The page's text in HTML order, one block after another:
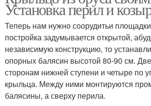
Установка перил и
Теперь нам нужно соорудитьи
постройка задумывается открытой,
независимую конструкцию, то
опорных балясин высотой 80-90 см.
сторонам нижней ступени и четыре по
крыльца. Между ними монтируются
балясины, а сверху перила.